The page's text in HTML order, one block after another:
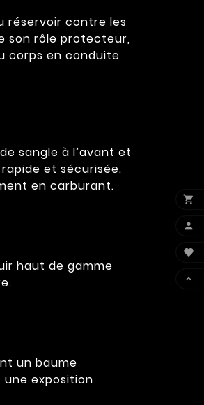
réservoir contre les
son rôle protecteur,
corps en conduite
sangle à l’avant et
et sécurisée.
en carburant.
haut de gamme
un baume
exposition



